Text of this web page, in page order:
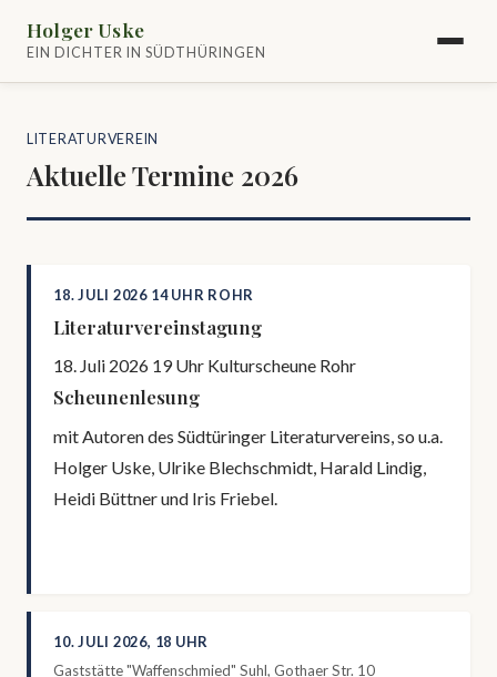
Holger Uske
EIN DICHTER IN SÜDTHÜRINGEN
LITERATURVEREIN
Aktuelle Termine 2026
18. JULI 2026 14 UHR ROHR
Literaturvereinstagung
18. Juli 2026 19 Uhr Kulturscheune Rohr
Scheunenlesung
mit Autoren des Südtüringer Literaturvereins, so u.a.
Holger Uske, Ulrike Blechschmidt, Harald Lindig,
Heidi Büttner und Iris Friebel.
10. JULI 2026, 18 UHR
Gaststätte "Waffenschmied" Suhl, Gothaer Str. 10